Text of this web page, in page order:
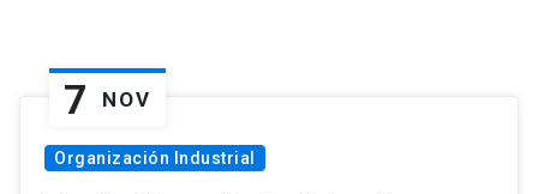
7 NOV
Organización Industrial